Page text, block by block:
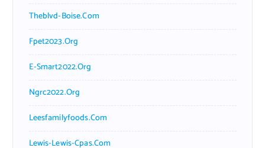
Theblvd-Boise.com
Fpet2023.org
E-Smart2022.org
Ngrc2022.org
Leesfamilyfoods.com
Lewis-Lewis-Cpas.com